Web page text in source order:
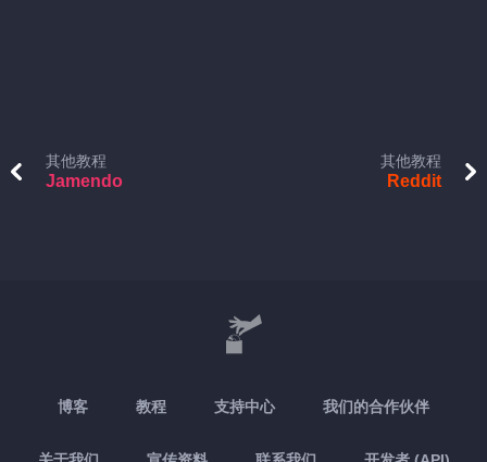
其他教程
Jamendo
其他教程
Reddit
博客 教程 支持中心 我们的合作伙伴